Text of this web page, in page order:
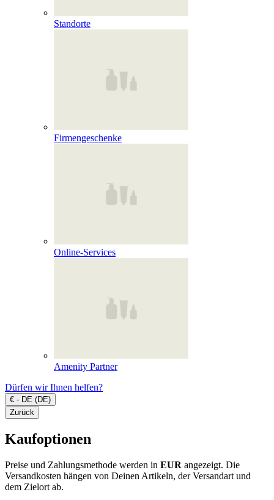
Standorte
Firmengeschenke
Online‑Services
Amenity Partner
Dürfen wir Ihnen helfen?
€ - DE (DE)
Zurück
Kaufoptionen
Preise und Zahlungsmethode werden in EUR angezeigt. Die
Versandkosten hängen von Deinen Artikeln, der Versandart und
dem Zielort ab.